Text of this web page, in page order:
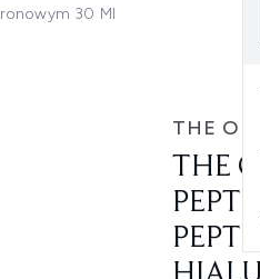
30 Ml
THE
THE